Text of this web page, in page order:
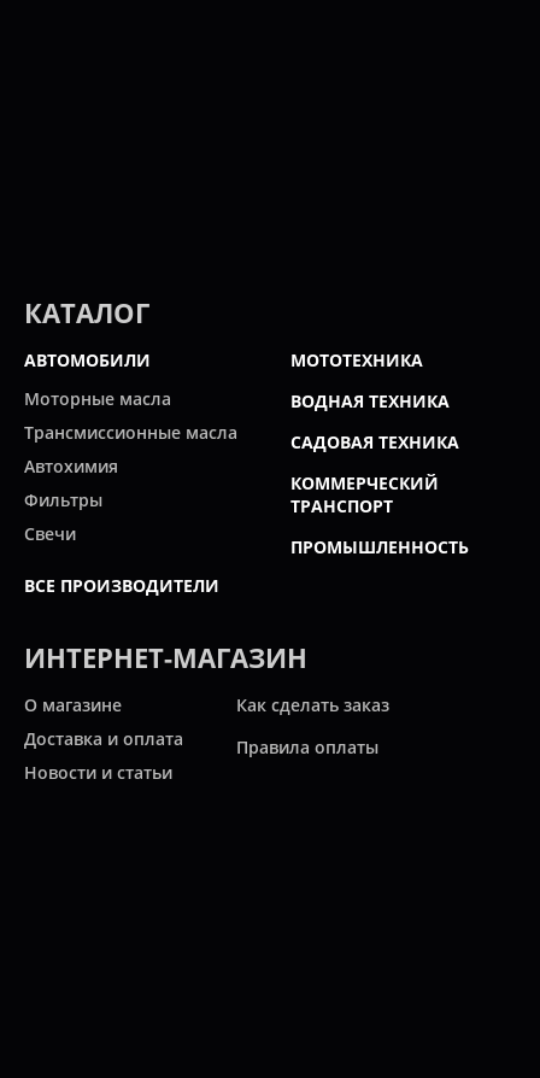
КАТАЛОГ
АВТОМОБИЛИ
Моторные масла
Трансмиссионные масла
Автохимия
Фильтры
Свечи
ВСЕ ПРОИЗВОДИТЕЛИ
МОТОТЕХНИКА
ВОДНАЯ ТЕХНИКА
САДОВАЯ ТЕХНИКА
КОММЕРЧЕСКИЙ
ТРАНСПОРТ
ПРОМЫШЛЕННОСТЬ
ИНТЕРНЕТ-МАГАЗИН
О магазине
Доставка и оплата
Новости и статьи
Как сделать заказ
Правила оплаты